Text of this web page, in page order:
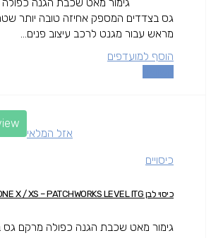
גס בצדדים המספק אחיזה טובה יותר שטח
מראש עבור מגנט לרכב עיצוב פנים...
הוסף למועדפים
אזל המלאי
כיסויים
כיסוי לבן IPHONE X / XS – PATCHWORKS LEVEL ITG
גימור מאט שכבת הגנה כפולה מרקם גס